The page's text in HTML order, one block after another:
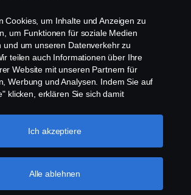
2025 All rights reserved. Scania
151 87 Södertälje, Sweden, Tel:
Cookies, um Inhalte und Anzeigen zu
um Funktionen für soziale Medien
und um unseren Datenverkehr zu
teilen auch Informationen über Ihre
Website mit unseren Partnern für
Werbung und Analysen. Indem Sie auf
klicken, erklären Sie sich damit
werden. Sie können Ihre
indem Sie auf die "Cookie-
über Cookies, den Sie durch
Link unter diesem Text finden
Alle ablehnen
Ich akzeptiere